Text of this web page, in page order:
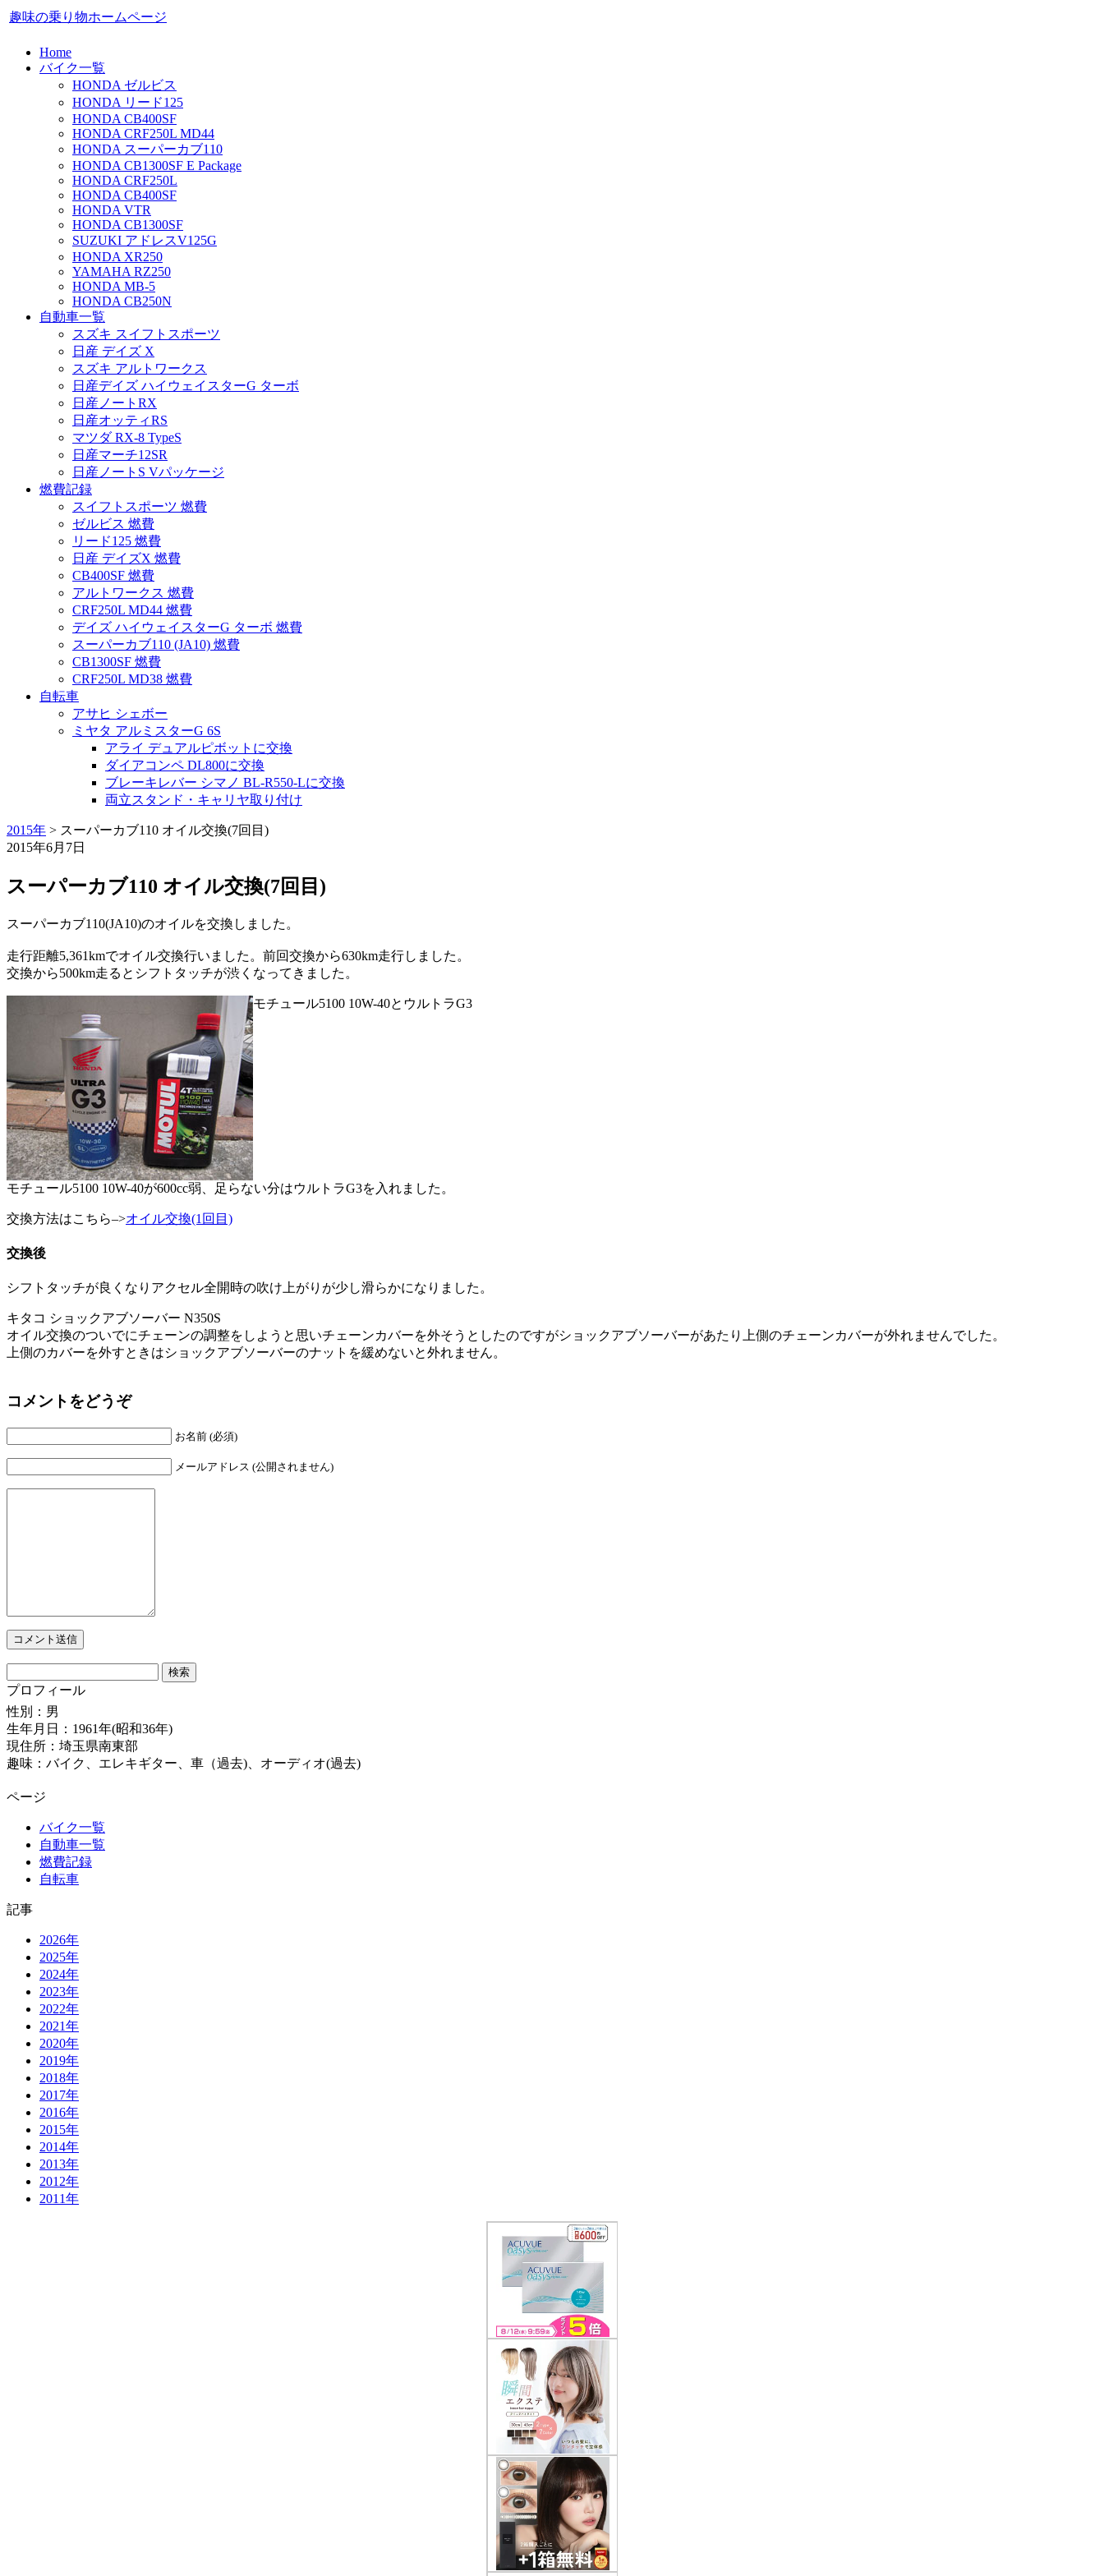
趣味の乗り物ホームページ
Home
バイク一覧
HONDA ゼルビス
HONDA リード125
HONDA CB400SF
HONDA CRF250L MD44
HONDA スーパーカブ110
HONDA CB1300SF E Package
HONDA CRF250L
HONDA CB400SF
HONDA VTR
HONDA CB1300SF
SUZUKI アドレスV125G
HONDA XR250
YAMAHA RZ250
HONDA MB-5
HONDA CB250N
自動車一覧
スズキ スイフトスポーツ
日産 デイズ X
スズキ アルトワークス
日産デイズ ハイウェイスターG ターボ
日産ノートRX
日産オッティRS
マツダ RX-8 TypeS
日産マーチ12SR
日産ノートS Vパッケージ
燃費記録
スイフトスポーツ 燃費
ゼルビス 燃費
リード125 燃費
日産 デイズX 燃費
CB400SF 燃費
アルトワークス 燃費
CRF250L MD44 燃費
デイズ ハイウェイスターG ターボ 燃費
スーパーカブ110 (JA10) 燃費
CB1300SF 燃費
CRF250L MD38 燃費
自転車
アサヒ シェボー
ミヤタ アルミスターG 6S
アライ デュアルピボットに交換
ダイアコンペ DL800に交換
ブレーキレバー シマノ BL-R550-Lに交換
両立スタンド・キャリヤ取り付け
2015年 > スーパーカブ110 オイル交換(7回目)
2015年6月7日
スーパーカブ110 オイル交換(7回目)
スーパーカブ110(JA10)のオイルを交換しました。
走行距離5,361kmでオイル交換行いました。前回交換から630km走行しました。
交換から500km走るとシフトタッチが渋くなってきました。
モチュール5100 10W-40とウルトラG3
モチュール5100 10W-40が600cc弱、足らない分はウルトラG3を入れました。
交換方法はこちら–>オイル交換(1回目)
交換後
シフトタッチが良くなりアクセル全開時の吹け上がりが少し滑らかになりました。
キタコ ショックアブソーバー N350S
オイル交換のついでにチェーンの調整をしようと思いチェーンカバーを外そうとしたのですがショックアブソーバーがあたり上側のチェーンカバーが外れませんでした。
上側のカバーを外すときはショックアブソーバーのナットを緩めないと外れません。
コメントをどうぞ
お名前 (必須)
メールアドレス (公開されません)
索:
プロフィール
性別：男
生年月日：1961年(昭和36年)
現住所：埼玉県南東部
趣味：バイク、エレキギター、車（過去)、オーディオ(過去)
ページ
バイク一覧
自動車一覧
燃費記録
自転車
記事
2026年
2025年
2024年
2023年
2022年
2021年
2020年
2019年
2018年
2017年
2016年
2015年
2014年
2013年
2012年
2011年